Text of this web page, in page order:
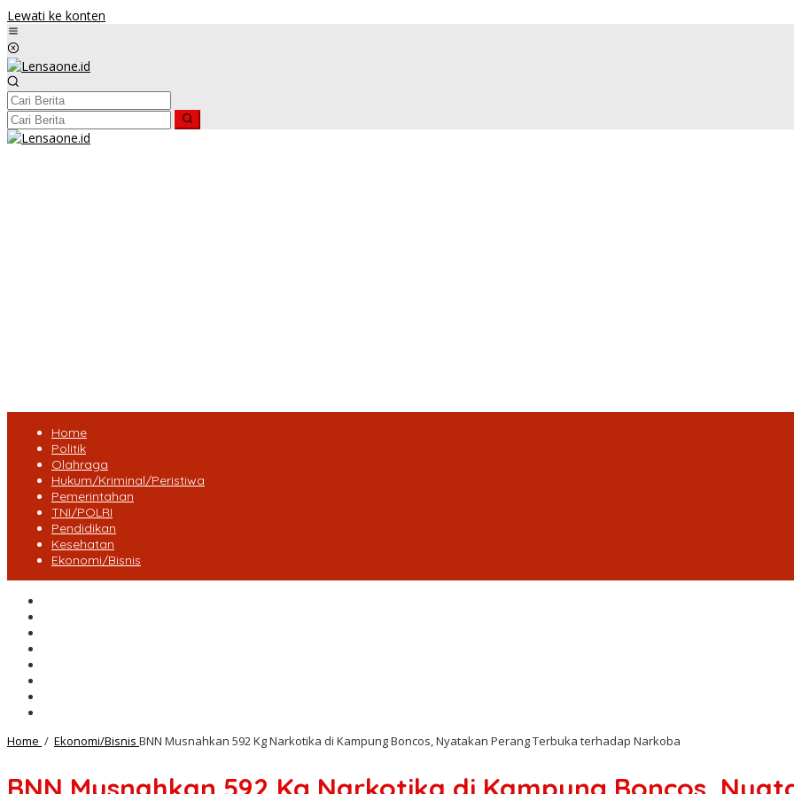
Lewati ke konten
Home
Politik
Olahraga
Hukum/Kriminal/Peristiwa
Pemerintahan
TNI/POLRI
Pendidikan
Kesehatan
Ekonomi/Bisnis
Home / Ekonomi/Bisnis BNN Musnahkan 592 Kg Narkotika di Kampung Boncos, Nyatakan Perang Terbuka terhadap Narkoba